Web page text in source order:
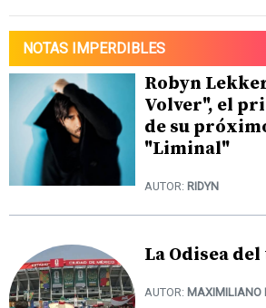
NOTAS IMPERDIBLES
Robyn
Volver", el
de su
"Liminal"
AUTOR: RIDYN
La Odisea
AUTOR: MAXIMILIANO